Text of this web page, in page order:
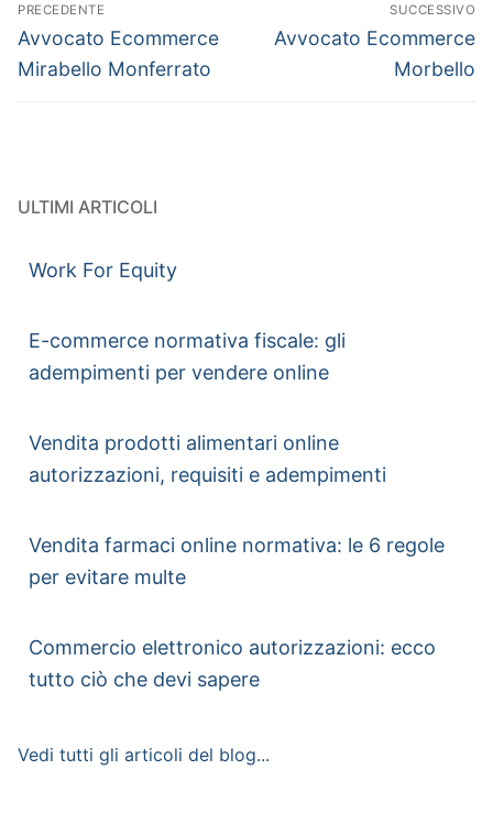
PRECEDENTE
Avvocato Ecommerce
Mirabello Monferrato
SUCCESSIVO
Avvocato Ecommerce
Morbello
ULTIMI ARTICOLI
Work For Equity
E-commerce normativa fiscale: gli
adempimenti per vendere online
Vendita prodotti alimentari online
autorizzazioni, requisiti e adempimenti
Vendita farmaci online normativa: le 6 regole
per evitare multe
Commercio elettronico autorizzazioni: ecco
tutto ciò che devi sapere
Vedi tutti gli articoli del blog...